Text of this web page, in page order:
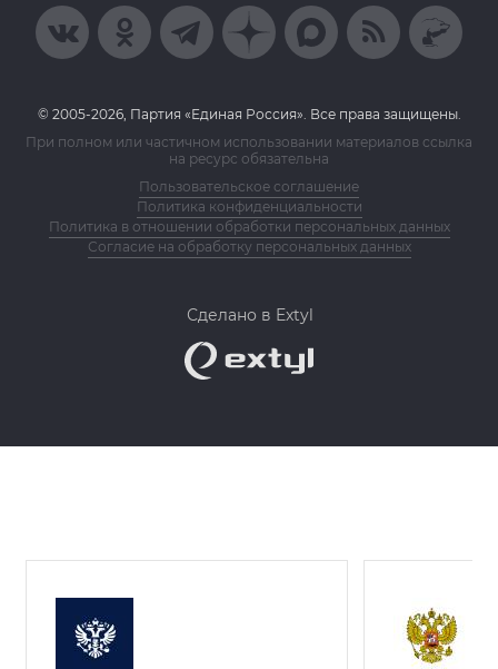
© 2005-2026, Партия «Единая Россия». Все права защищены.
При полном или частичном использовании материалов ссылка
на ресурс обязательна
Пользовательское соглашение
Политика конфиденциальности
Политика в отношении обработки персональных данных
Согласие на обработку персональных данных
Сделано в Extyl